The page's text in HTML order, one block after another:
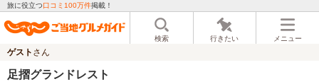
旅に役立つ口コミ100万件掲載！
検索 行きたい メニュー
ゲスト さん
足摺グランドレスト